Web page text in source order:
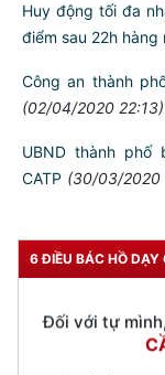
Huy động tối đa
điểm sau 22h hàng
Công an thành
(02/04/2020 22:13)
UBND thành phố
CATP (30/03/2020
6 ĐIỀU BÁC HỒ DẠY
Đối với tự
Đối với đồng